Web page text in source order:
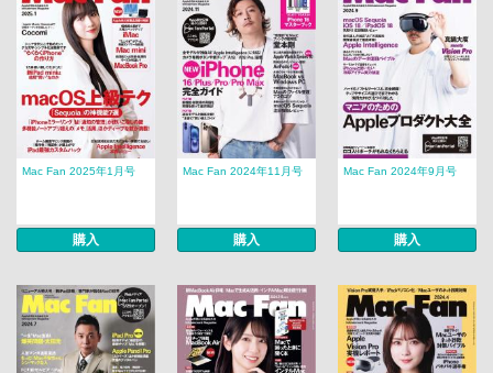
Mac Fan 2025年1月号
購入
Mac Fan 2024年11月号
購入
Mac Fan 2024年9月号
購入